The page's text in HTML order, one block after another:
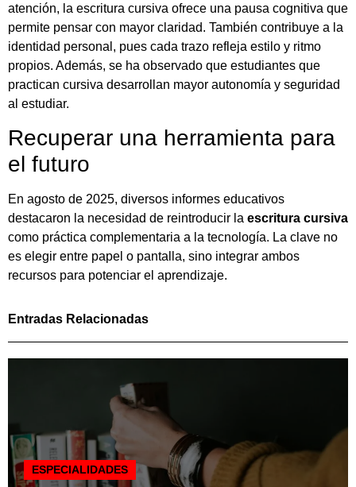
atención, la escritura cursiva ofrece una pausa cognitiva que
permite pensar con mayor claridad. También contribuye a la
identidad personal, pues cada trazo refleja estilo y ritmo
propios. Además, se ha observado que estudiantes que
practican cursiva desarrollan mayor autonomía y seguridad
al estudiar.
Recuperar una herramienta para
el futuro
En agosto de 2025, diversos informes educativos
destacaron la necesidad de reintroducir la escritura cursiva
como práctica complementaria a la tecnología. La clave no
es elegir entre papel o pantalla, sino integrar ambos
recursos para potenciar el aprendizaje.
Entradas Relacionadas
ESPECIALIDADES